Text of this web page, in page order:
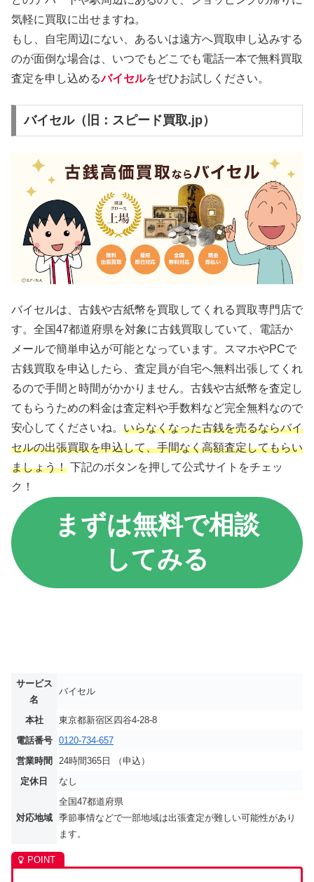
気軽に買取に出せますね。
もし、自宅周辺にない、あるいは遠方へ買取申し込みする
のが面倒な場合は、いつでもどこでも電話一本で無料買取
査定を申し込めるバイセルをぜひお試しください。
バイセル（旧：スピード買取.jp）
バイセルは、古銭や古紙幣を買取してくれる買取専門店で
す。全国47都道府県を対象に古銭買取していて、電話か
メールで簡単申込が可能となっています。スマホやPCで
古銭買取を申込したら、査定員が自宅へ無料出張してくれ
るので手間と時間がかかりません。古銭や古紙幣を査定し
てもらうための料金は査定料や手数料など完全無料なので
安心してくださいね。 いらなくなった古銭を売るならバイ
セルの出張買取を申込して、手間なく高額査定してもらい
ましょう！ 下記のボタンを押して公式サイトをチェッ
ク！
まずは無料で相談
してみる
サービス
名
バイセル
本社
東京都新宿区四谷4-28-8
電話番号
0120-734-657
営業時間
24時間365日 （申込）
定休日
なし
対応地域
全国47都道府県
季節事情などで一部地域は出張査定が難しい可能性があり
ます。